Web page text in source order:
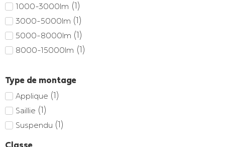
1000-3000lm (1)
3000-5000lm (1)
5000-8000lm (1)
8000-15000lm (1)
Type de montage
Applique (1)
Saillie (1)
Suspendu (1)
Classe